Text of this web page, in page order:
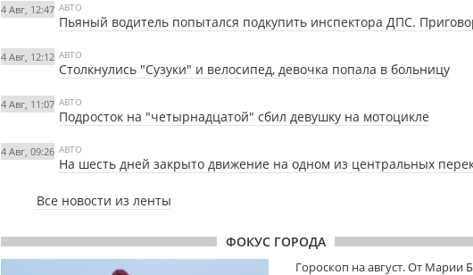
4 Авг, 12:47 АВТО
Пьяный водитель попытался подкупить инспектора ДПС.
4 Авг, 12:12 АВТО
Столкнулись "Сузуки" и велосипед, девочка попала в больницу
4 Авг, 11:07 АВТО
Подросток на "четырнадцатой" сбил девушку на мотоцикле
4 Авг, 09:26 АВТО
На шесть дней закрыто движение на одном из центральных
Все новости из ленты
ФОКУС ГОРОДА
Гороскоп на август. От Марии